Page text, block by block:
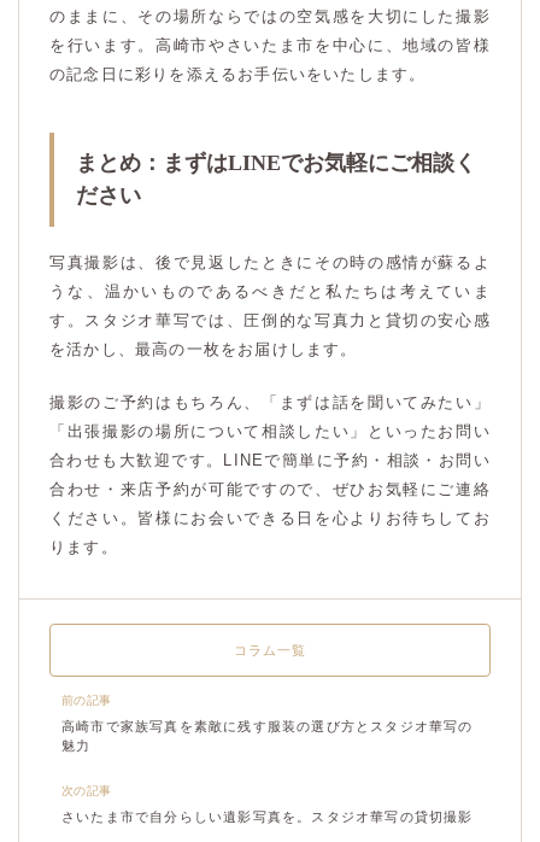
のままに、その場所ならではの空気感を大切にした撮影
を行います。高崎市やさいたま市を中心に、地域の皆様
の記念日に彩りを添えるお手伝いをいたします。
まとめ：まずはLINEでお気軽にご相談く
ださい
写真撮影は、後で見返したときにその時の感情が蘇るよ
うな、温かいものであるべきだと私たちは考えていま
す。スタジオ華写では、圧倒的な写真力と貸切の安心感
を活かし、最高の一枚をお届けします。
撮影のご予約はもちろん、「まずは話を聞いてみたい」
「出張撮影の場所について相談したい」といったお問い
合わせも大歓迎です。LINEで簡単に予約・相談・お問い
合わせ・来店予約が可能ですので、ぜひお気軽にご連絡
ください。皆様にお会いできる日を心よりお待ちしてお
ります。
前の記事
高崎市で家族写真を素敵に残す服装の選び方とスタジオ華写の
魅力
コラム一覧
次の記事
さいたま市で自分らしい遺影写真を。スタジオ華写の貸切撮影